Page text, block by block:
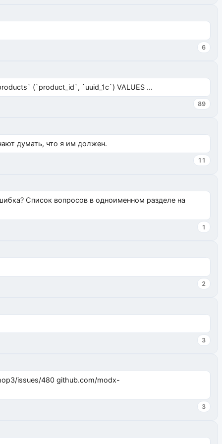
6
(`product_id`, `uuid_1c`) VALUES ...
89
думать, что я им должен.
11
Список вопросов в одноименном разделе на
1
2
3
3